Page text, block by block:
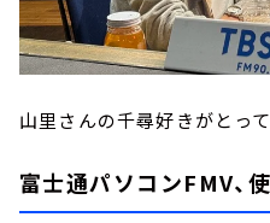
山里さんの千尋好きがとっ
富士通パソコンFMV、